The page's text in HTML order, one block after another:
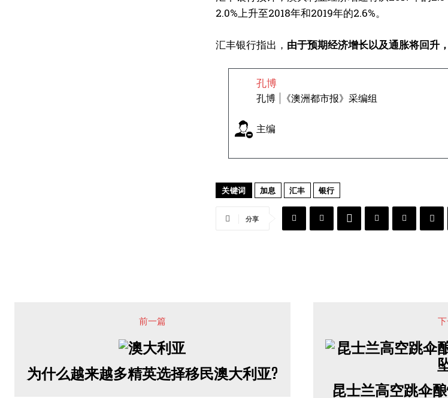
2.0%上升至2018年和2019年的2.6%。
汇丰银行指出， 由于预期经济增长以及通胀将回升
孔博
孔博 |《澳洲都市报》采编组
主编
关键词 加息 汇丰 银行
分享
前一篇
为什么越来越多精英选择移民澳大利亚?
昆士兰高空跳伞